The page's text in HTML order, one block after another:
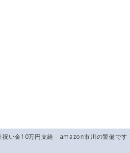
い金10万円支給 amazon市川の警備で